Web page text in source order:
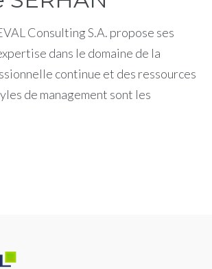
Consulting S.A. propose ses
dans le domaine de la
continue et des ressources
de management sont les